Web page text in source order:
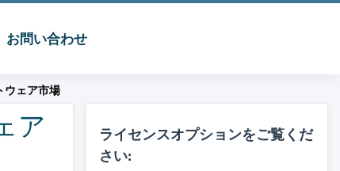
お問い合わせ
ウェア市場
ア
ライセンスオプションをご覧くだ
さい: